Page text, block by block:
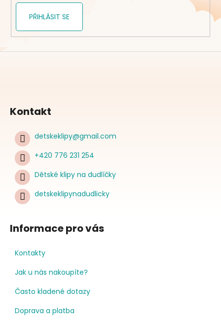
PŘIHLÁSIT SE
Kontakt
detskeklipy@gmail.com
+420 776 231 254
Dětské klipy na dudlíčky
detskeklipynadudlicky
Informace pro vás
Kontakty
Jak u nás nakoupíte?
Často kladené dotazy
Doprava a platba